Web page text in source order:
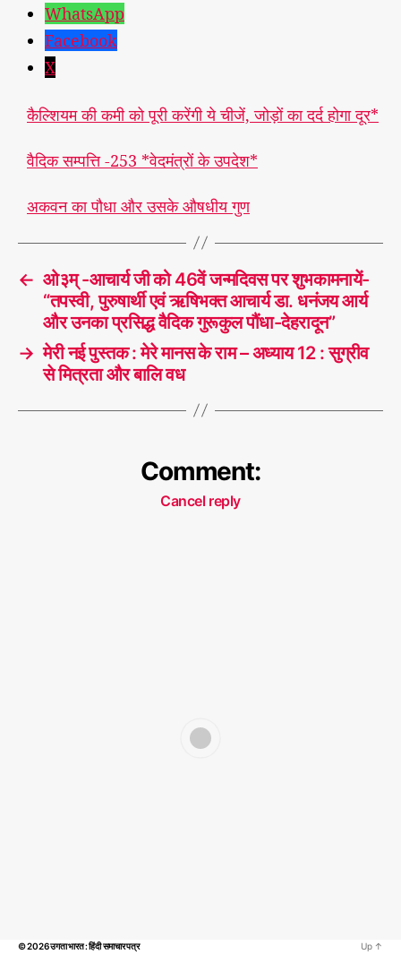
WhatsApp
Facebook
X
कैल्शियम की कमी को पूरी करेंगी ये चीजें, जोड़ों का दर्द होगा दूर*
वैदिक सम्पत्ति -253 *वेदमंत्रों के उपदेश*
अकवन का पौधा और उसके औषधीय गुण
← ओ३म् -आचार्य जी को 46वें जन्मदिवस पर शुभकामनायें-
“तपस्वी, पुरुषार्थी एवं ऋषिभक्त आचार्य डा. धनंजय आर्य
और उनका प्रसिद्ध वैदिक गुरूकुल पौंधा-देहरादून”
→ मेरी नई पुस्तक : मेरे मानस के राम – अध्याय 12 : सुग्रीव
से मित्रता और बालि वध
Comment:
Cancel reply
© 2026उगता भारत : हिंदी समाचार पत्र Up ↑